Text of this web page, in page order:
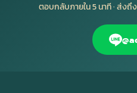
ตอบกลับภายใน 5 นาที · ส่งถึ